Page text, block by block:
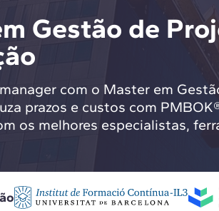
Gestão de
com o Master em
prazos e custos com
os melhores especialistas,